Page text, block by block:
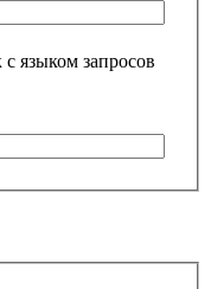
языком запросов